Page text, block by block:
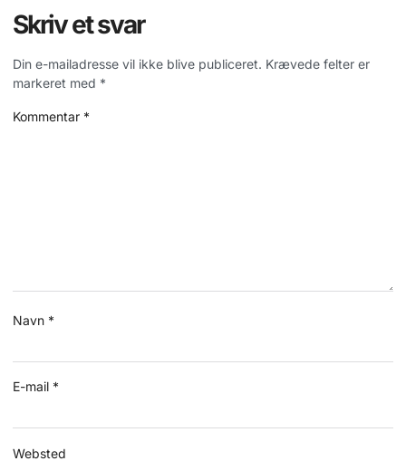
Skriv et svar
Din e-mailadresse vil ikke blive publiceret. Krævede felter er
markeret med *
Kommentar *
Navn *
E-mail *
Websted